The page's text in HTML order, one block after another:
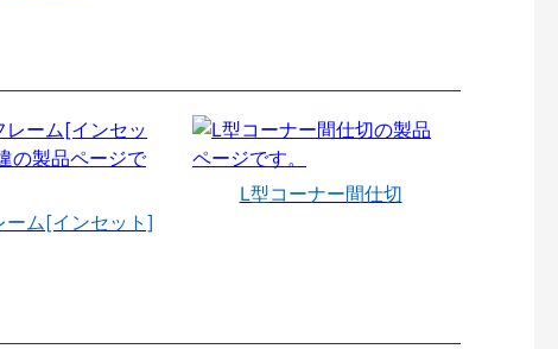
ーム[インセット]
L型コーナー間仕切